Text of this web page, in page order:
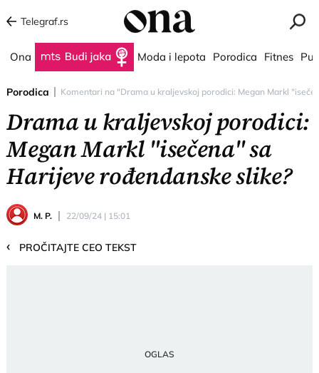
Telegraf.rs
Ona Budi jaka Moda i lepota Porodica Fitnes
Porodica Komentari na "Drama u kraljevskoj porodici: Megan Markl
Drama u kraljevskoj porodici:
Megan Markl "isečena" sa
Harijeve rođendanske slike?
M. P. 22/09/24 | 15:01
‹ PROČITAJTE CEO TEKST